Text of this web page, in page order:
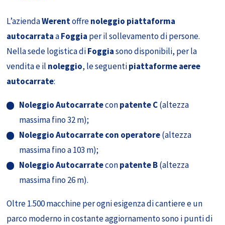
L’aziendaWerentoffrenoleggio piattaforma
autocarrataaFoggia per il sollevamento di persone.
Nella sede logistica diFoggiasono disponibili, per la
vendita e il noleggio, le seguentipiattaforme aeree
autocarrate:
Noleggio Autocarrateconpatente C(altezza
massima fino 32 m);
Noleggio Autocarrate con operatore(altezza
massima fino a 103 m);
Noleggio Autocarrateconpatente B(altezza
massima fino 26 m).
Oltre 1.500 macchine per ogni esigenza di cantiere e un
parco moderno in costante aggiornamento sono i punti di